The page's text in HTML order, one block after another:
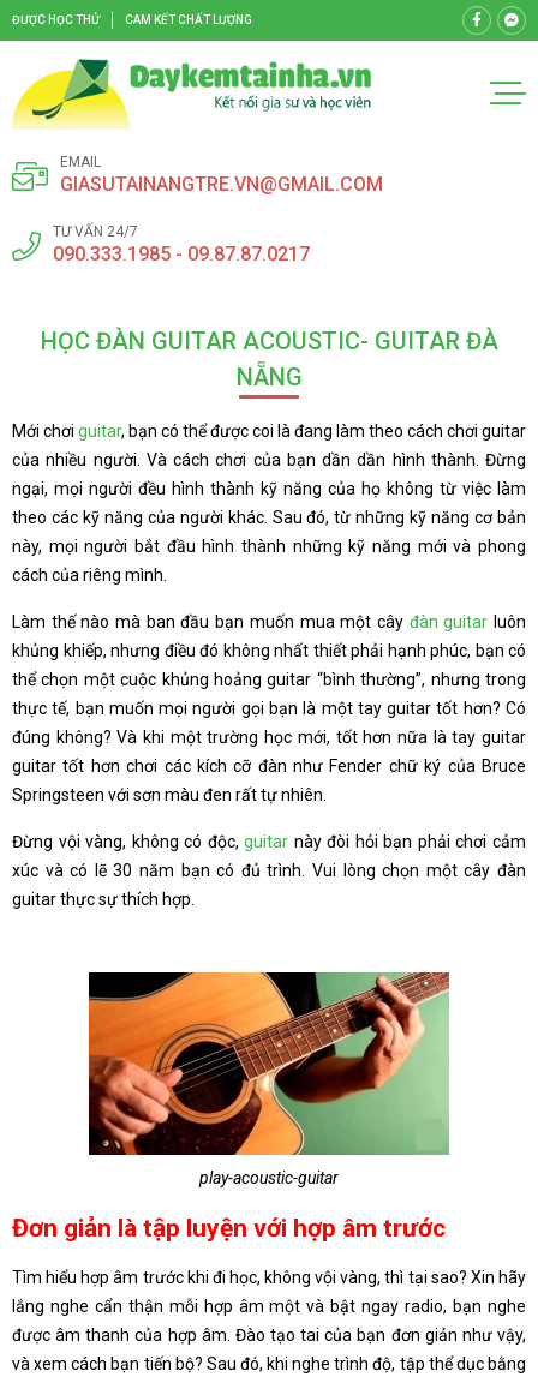
ĐƯỢC HỌC THỬ CAM KẾT CHẤT LƯỢNG
EMAIL
GIASUTAINANGTRE.VN@GMAIL.COM
TƯ VẤN 24/7
090.333.1985 - 09.87.87.0217
HỌC ĐÀN GUITAR ACOUSTIC- GUITAR ĐÀ
NẴNG
Mới chơi guitar, bạn có thể được coi là đang làm theo cách chơi guitar
của nhiều người. Và cách chơi của bạn dần dần hình thành. Đừng
ngại, mọi người đều hình thành kỹ năng của họ không từ việc làm
theo các kỹ năng của người khác. Sau đó, từ những kỹ năng cơ bản
này, mọi người bắt đầu hình thành những kỹ năng mới và phong
cách của riêng mình.
Làm thế nào mà ban đầu bạn muốn mua một cây đàn guitar luôn
khủng khiếp, nhưng điều đó không nhất thiết phải hạnh phúc, bạn có
thể chọn một cuộc khủng hoảng guitar “bình thường”, nhưng trong
thực tế, bạn muốn mọi người gọi bạn là một tay guitar tốt hơn? Có
đúng không? Và khi một trường học mới, tốt hơn nữa là tay guitar
guitar tốt hơn chơi các kích cỡ đàn như Fender chữ ký của Bruce
Springsteen với sơn màu đen rất tự nhiên.
Đừng vội vàng, không có độc,guitar này đòi hỏi bạn phải chơi cảm
xúc và có lẽ 30 năm bạn có đủ trình. Vui lòng chọn một cây đàn
guitar thực sự thích hợp.
play-acoustic-guitar
Đơn giản là tập luyện với hợp âm trước
Tìm hiểu hợp âm trước khi đi học, không vội vàng, thì tại sao? Xin hãy
lắng nghe cẩn thận mỗi hợp âm một và bật ngay radio, bạn nghe
được âm thanh của hợp âm. Đào tạo tai của bạn đơn giản như vậy,
và xem cách bạn tiến bộ? Sau đó, khi nghe trình độ, tập thể dục bằng